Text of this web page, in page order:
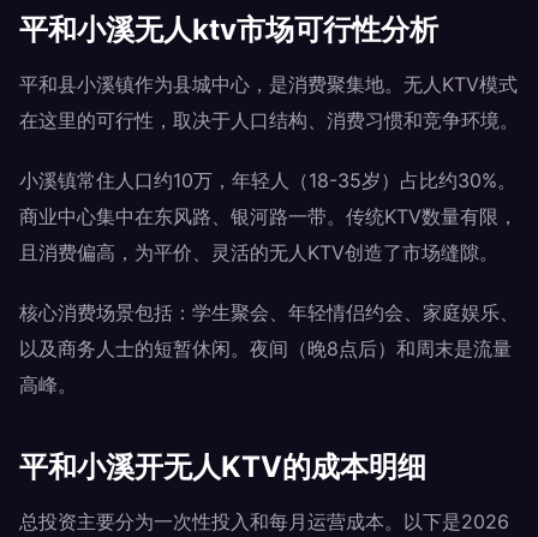
平和小溪无人ktv市场可行性分析
平和县小溪镇作为县城中心，是消费聚集地。无人KTV模式
在这里的可行性，取决于人口结构、消费习惯和竞争环境。
小溪镇常住人口约10万，年轻人（18-35岁）占比约30%。
商业中心集中在东风路、银河路一带。传统KTV数量有限，
且消费偏高，为平价、灵活的无人KTV创造了市场缝隙。
核心消费场景包括：学生聚会、年轻情侣约会、家庭娱乐、
以及商务人士的短暂休闲。夜间（晚8点后）和周末是流量
高峰。
平和小溪开无人KTV的成本明细
总投资主要分为一次性投入和每月运营成本。以下是2026